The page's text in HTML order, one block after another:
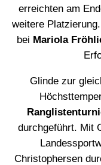
erreichten am
weitere
bei Mariola
Glinde zur
durchgeführt. Mit
Christophersen